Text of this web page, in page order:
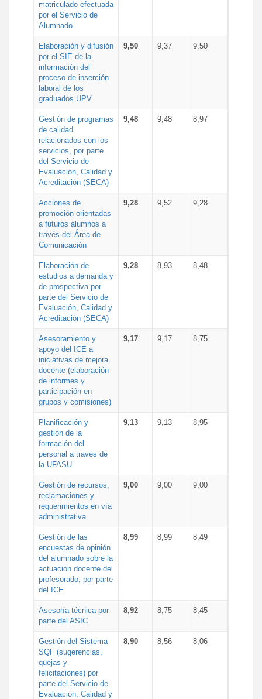
matriculado efectuada
por el Servicio de
Alumnado
Elaboración y difusión
por el SIE de la
información del
proceso de inserción
laboral de los
graduados UPV
9,50 9,37 9,50
Gestión de programas
de calidad
relacionados con los
servicios, por parte
del Servicio de
Evaluación, Calidad y
Acreditación (SECA)
9,48 9,48 8,97
Acciones de
promoción orientadas
a futuros alumnos a
través del Área de
Comunicación
9,28 9,52 9,28
Elaboración de
estudios a demanda y
de prospectiva por
parte del Servicio de
Evaluación, Calidad y
Acreditación (SECA)
9,28 8,93 8,48
Asesoramiento y
apoyo del ICE a
iniciativas de mejora
docente (elaboración
de informes y
participación en
grupos y comisiones)
9,17 9,17 8,75
Planificación y
gestión de la
formación del
personal a través de
la UFASU
9,13 9,13 8,95
Gestión de recursos,
reclamaciones y
requerimientos en vía
administrativa
9,00 9,00 9,00
Gestión de las
encuestas de opinión
del alumnado sobre la
actuación docente del
profesorado, por parte
del ICE
8,99 8,99 8,49
Asesoría técnica por
parte del ASIC
8,92 8,75 8,45
Gestión del Sistema
SQF (sugerencias,
quejas y
felicitaciones) por
parte del Servicio de
Evaluación, Calidad y
8,90 8,56 8,06